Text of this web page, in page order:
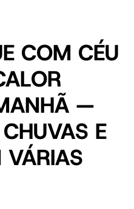
COM CÉU
—
E
VÁRIAS